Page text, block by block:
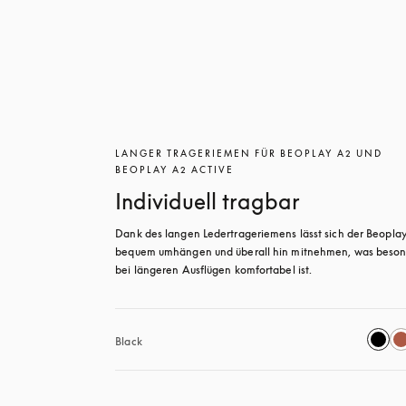
LANGER TRAGERIEMEN FÜR BEOPLAY A2 UND
BEOPLAY A2 ACTIVE
Individuell tragbar
Dank des langen Ledertrageriemens lässt sich der
bequem umhängen und überall hin mitnehmen, was
bei längeren Ausflügen komfortabel ist.
Black